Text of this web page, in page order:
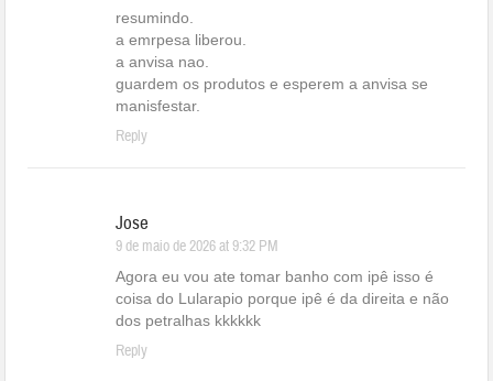
resumindo.
a emrpesa liberou.
a anvisa nao.
guardem os produtos e esperem a anvisa se
manisfestar.
Reply
Jose
9 de maio de 2026 at 9:32 PM
Agora eu vou ate tomar banho com ipê isso é
coisa do Lularapio porque ipê é da direita e não
dos petralhas kkkkkk
Reply